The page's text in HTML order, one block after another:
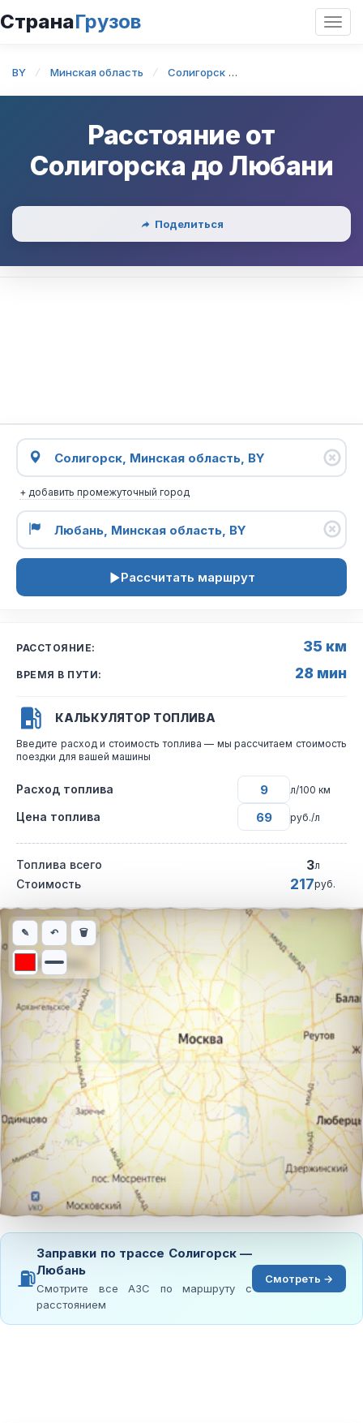
СтранаГрузов
BY Минская область Солигорск
Расстояние от
Солигорска до Любани
Поделиться
+ добавить промежуточный город
Рассчитать маршрут
РАССТОЯНИЕ: 35 км
ВРЕМЯ В ПУТИ: 28 мин
КАЛЬКУЛЯТОР ТОПЛИВА
Введите расход и стоимость топлива — мы рассчитаем стоимость
поездки для вашей машины
Расход топлива л/100 км
Цена топлива руб./л
Топлива всего 3л
Стоимость 217руб.
Интерактивная карта автомобильного маршрута из города
✎ ↶ 🗑
⛽
Заправки по трассе Солигорск —
Любань
Смотрите все АЗС по маршруту с
расстоянием
Смотреть →